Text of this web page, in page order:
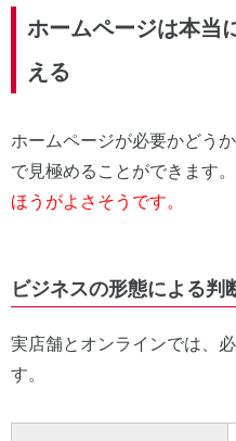
ホームページは本当
える
ホームページが必要かどう
で見極めることができます。
ほうがよさそうです。
ビジネスの形態による判
実店舗とオンラインでは、
す。